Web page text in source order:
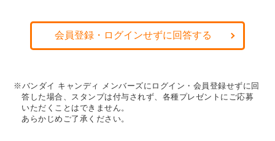
会員登録・ログインせずに回答する
※バンダイ キャンディ メンバーズにログイン・会員登録せずに回
答した場合、スタンプは付与されず、各種プレゼントにご応募
いただくことはできません。
あらかじめご了承ください。